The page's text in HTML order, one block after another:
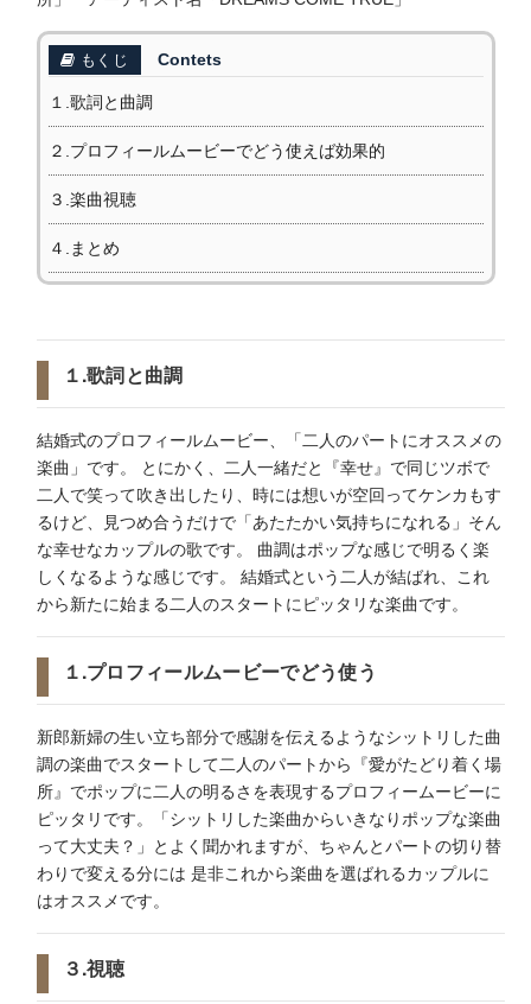
もくじ Contets
１.歌詞と曲調
２.プロフィールムービーでどう使えば効果的
３.楽曲視聴
４.まとめ
１.歌詞と曲調
結婚式のプロフィールムービー、「二人のパートにオススメの
楽曲」です。 とにかく、二人一緒だと『幸せ』で同じツボで
二人で笑って吹き出したり、時には想いが空回ってケンカもす
るけど、見つめ合うだけで「あたたかい気持ちになれる」そん
な幸せなカップルの歌です。 曲調はポップな感じで明るく楽
しくなるような感じです。 結婚式という二人が結ばれ、これ
から新たに始まる二人のスタートにピッタリな楽曲です。
１.プロフィールムービーでどう使う
新郎新婦の生い立ち部分で感謝を伝えるようなシットリした曲
調の楽曲でスタートして二人のパートから『愛がたどり着く場
所』でポップに二人の明るさを表現するプロフィームービーに
ピッタリです。「シットリした楽曲からいきなりポップな楽曲
って大丈夫？」とよく聞かれますが、ちゃんとパートの切り替
わりで変える分には 是非これから楽曲を選ばれるカップルに
はオススメです。
３.視聴